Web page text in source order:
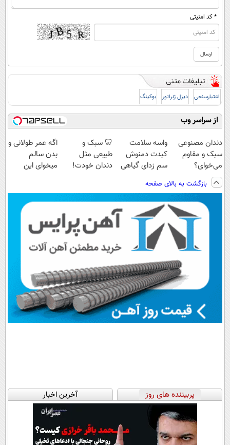
* کد امنیتی
اعتبارسنجی دیزل ژنراتور بوکینگ
از سراسر وب
دندان مصنوعی
سبک و مقاوم
می‌خوای؟
پرداخت اقساطی
هم داریم!😍 |
📍تهران
واسه سلامت
کبدت دمنوش
سم زدای گیاهی
کن(55%
تخفیف)
🦷 سبک و
طبیعی مثل
دندان خودت!
💳 📍 تهران
اگه عمر طولانی و
بدن سالم
میخوای این
بازگشت به بالای صفحه
پربیننده های روز آخرین اخبار